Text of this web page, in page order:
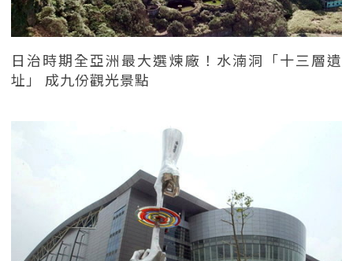
日治時期全亞洲最大選煉廠！水湳洞「十三層遺
址」 成九份觀光景點